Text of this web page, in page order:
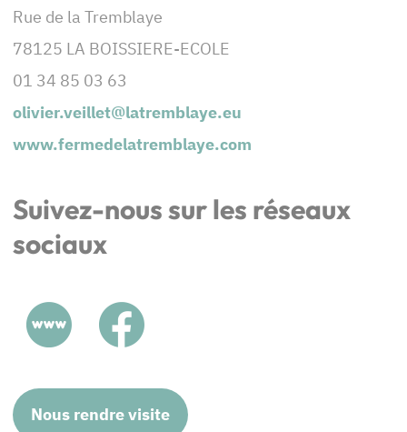
Rue de la Tremblaye
78125 LA BOISSIERE-ECOLE
01 34 85 03 63
olivier.veillet@latremblaye.eu
www.fermedelatremblaye.com
Suivez-nous sur les réseaux
sociaux
Nous rendre visite